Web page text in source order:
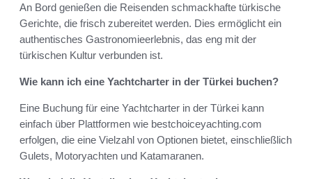
An Bord genießen die Reisenden schmackhafte türkische
Gerichte, die frisch zubereitet werden. Dies ermöglicht ein
authentisches Gastronomieerlebnis, das eng mit der
türkischen Kultur verbunden ist.
Wie kann ich eine Yachtcharter in der Türkei buchen?
Eine Buchung für eine Yachtcharter in der Türkei kann
einfach über Plattformen wie bestchoiceyachting.com
erfolgen, die eine Vielzahl von Optionen bietet, einschließlich
Gulets, Motoryachten und Katamaranen.